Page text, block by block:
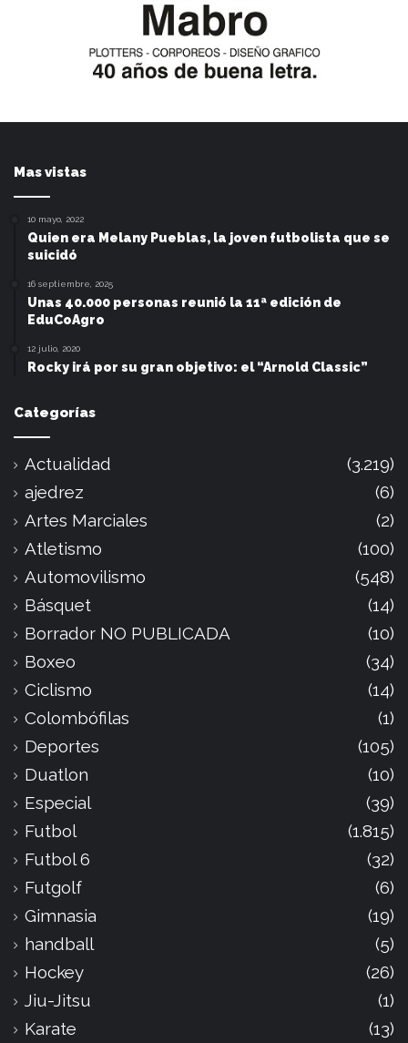
Mas vistas
10 mayo, 2022
Quien era Melany Pueblas, la joven futbolista que se
suicidó
16 septiembre, 2025
Unas 40.000 personas reunió la 11ª edición de
EduCoAgro
12 julio, 2020
Rocky irá por su gran objetivo: el “Arnold Classic”
Categorías
Actualidad
(3.219)
ajedrez
(6)
Artes Marciales
(2)
Atletismo
(100)
Automovilismo
(548)
Básquet
(14)
Borrador NO PUBLICADA
(10)
Boxeo
(34)
Ciclismo
(14)
Colombófilas
(1)
Deportes
(105)
Duatlon
(10)
Especial
(39)
Futbol
(1.815)
Futbol 6
(32)
Futgolf
(6)
Gimnasia
(19)
handball
(5)
Hockey
(26)
Jiu-Jitsu
(1)
Karate
(13)